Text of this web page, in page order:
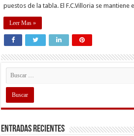
puestos de la tabla. El F.C.Villoria se mantiene
Leer Mas »
Entradas recientes